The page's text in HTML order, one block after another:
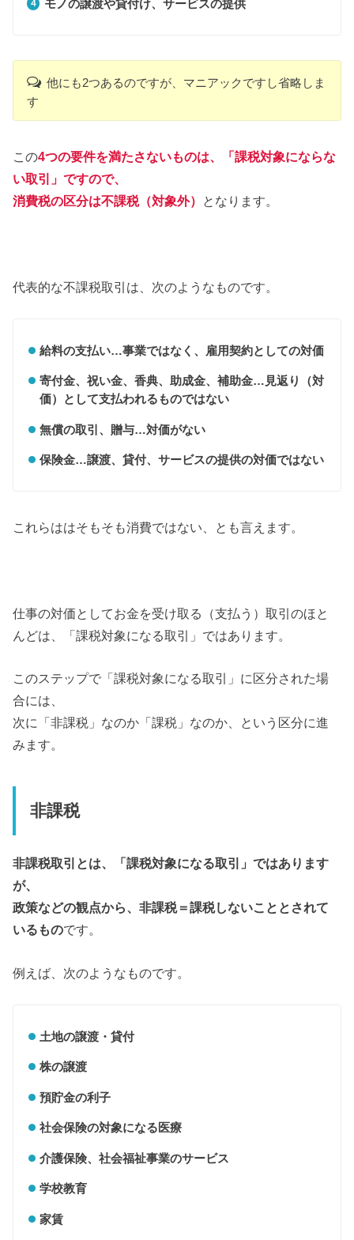
モノの譲渡や貸付け、サービスの提供
他にも2つあるのですが、マニアックですし省略しま
す
この4つの要件を満たさないものは、「課税対象にならな
い取引」ですので、
消費税の区分は不課税（対象外） となります。
代表的な不課税取引は、次のようなものです。
給料の支払い…事業ではなく、雇用契約としての対価
寄付金、祝い金、香典、助成金、補助金…見返り（対
価）として支払われるものではない
無償の取引、贈与…対価がない
保険金…譲渡、貸付、サービスの提供の対価ではない
これらははそもそも消費ではない、とも言えます。
仕事の対価としてお金を受け取る（支払う）取引のほと
んどは、「課税対象になる取引」ではあります。
このステップで「課税対象になる取引」に区分された場
合には、
次に「非課税」なのか「課税」なのか、という区分に進
みます。
非課税
非課税取引とは、「課税対象になる取引」ではあります
が、
政策などの観点から、非課税＝課税しないこととされて
いるものです。
例えば、次のようなものです。
土地の譲渡・貸付
株の譲渡
預貯金の利子
社会保険の対象になる医療
介護保険、社会福祉事業のサービス
学校教育
家賃